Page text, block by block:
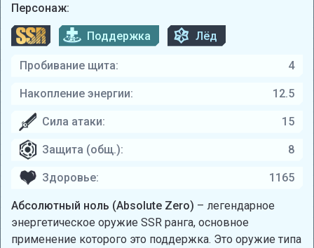
Персонаж:
Поддержка Лёд
Пробивание щита: 4
Накопление энергии: 12.5
Сила атаки: 15
Защита (общ.): 8
Здоровье: 1165
Абсолютный ноль (Absolute Zero) – легендарное
энергетическое оружие SSR ранга, основное
применение которого это поддержка. Это оружие типа